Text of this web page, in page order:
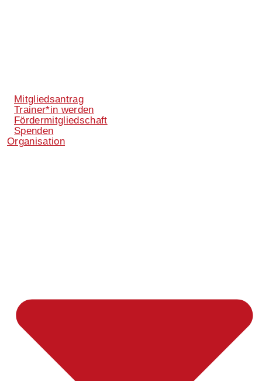
Mitgliedsantrag
Trainer*in werden
Fördermitgliedschaft
Spenden
Organisation